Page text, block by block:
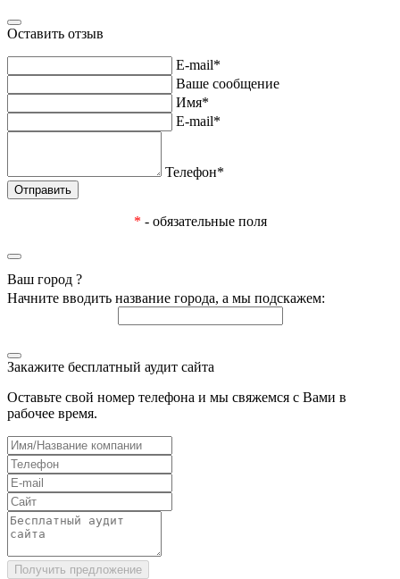
Оставить отзыв
E-mail*
Ваше сообщение
Имя*
E-mail*
Телефон*
* - обязательные поля
Ваш город ?
Начните вводить название города, а мы подскажем:
Закажите бесплатный аудит сайта
Оставьте свой номер телефона и мы свяжемся с Вами в
рабочее время.